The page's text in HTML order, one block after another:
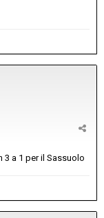
3 a 1 per il Sassuolo